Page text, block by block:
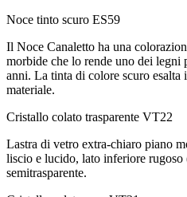
Noce tinto scuro ES59
Il Noce Canaletto ha una
morbide che lo rende uno dei legni
anni. La tinta di colore scuro esalta
materiale.
Cristallo colato trasparente VT22
Lastra di vetro extra-chiaro piano
liscio e lucido, lato inferiore
semitrasparente.